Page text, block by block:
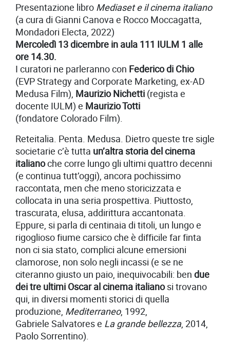
Presentazione libro Mediaset e il cinema italiano
(a cura di Gianni Canova e Rocco Moccagatta,
Mondadori Electa, 2022)
Mercoledì 13 dicembre in aula 111 IULM 1 alle
ore 14.30.
I curatori ne parleranno con Federico di Chio
(EVP Strategy and Corporate Marketing, ex-AD
Medusa Film), Maurizio Nichetti (regista e
docente IULM) e Maurizio Totti
(fondatore Colorado Film).
Reteitalia. Penta. Medusa. Dietro queste tre sigle
societarie c’è tutta un’altra storia del cinema
italianoche corre lungo gli ultimi quattro decenni
(e continua tutt’oggi), ancora pochissimo
raccontata, men che meno storicizzata e
collocata in una seria prospettiva. Piuttosto,
trascurata, elusa, addirittura accantonata.
Eppure, si parla di centinaia di titoli, un lungo e
rigoglioso fiume carsico che è difficile far finta
non ci sia stato, complici alcune emersioni
clamorose, non solo negli incassi (e se ne
citeranno giusto un paio, inequivocabili: ben due
dei tre ultimi Oscar al cinema italianosi trovano
qui, in diversi momenti storici di quella
produzione, Mediterraneo, 1992,
Gabriele Salvatores e La grande bellezza, 2014,
Paolo Sorrentino).